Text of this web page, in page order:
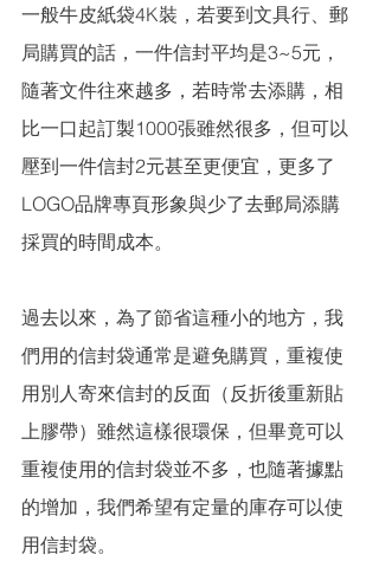
一般牛皮紙袋4K裝，若要到文具行、郵
局購買的話，一件信封平均是3~5元，
隨著文件往來越多，若時常去添購，相
比一口起訂製1000張雖然很多，但可以
壓到一件信封2元甚至更便宜，更多了
LOGO品牌專頁形象與少了去郵局添購
採買的時間成本。
過去以來，為了節省這種小的地方，我
們用的信封袋通常是避免購買，重複使
用別人寄來信封的反面（反折後重新貼
上膠帶）雖然這樣很環保，但畢竟可以
重複使用的信封袋並不多，也隨著據點
的增加，我們希望有定量的庫存可以使
用信封袋。